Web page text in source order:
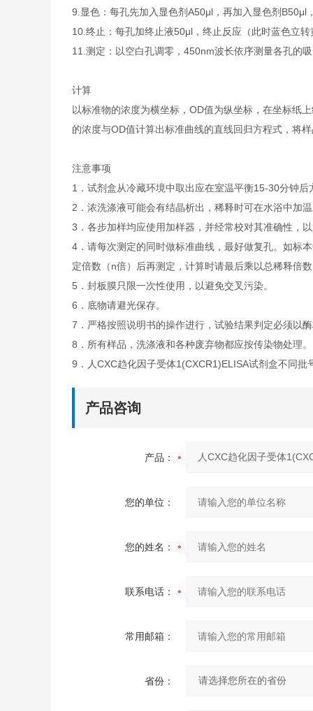
9.显色：每孔先加入显色剂A50μl，再加入显色剂
10.终止：每孔加终止液50μl，终止反应（此时蓝色立转
11.测定：以空白孔调零，450nm波长依序测量各孔的
计算
以标准物的浓度为横坐标，OD值为纵坐标，在坐标纸
的浓度与OD值计算出标准曲线的直线回归方程式，将
注意事项
1．试剂盒从冷藏环境中取出应在室温平衡15-30分钟
2．浓洗涤液可能会有结晶析出，稀释时可在水浴中加
3．各步加样均应使用加样器，并经常校对其准确性，
4．请每次测定的同时做标准曲线，最好做复孔。如标
定倍数（n倍）后再测定，计算时请最后乘以总稀释倍
5．封板膜只限一次性使用，以避免交叉污染。
6．底物请避光保存。
7．严格按照说明书的操作进行，试验结果判定必须以
8．所有样品，洗涤液和各种废弃物都应按传染物处理。
9．人CXC趋化因子受体1(CXCR1)ELISA试剂盒不同批
产品咨询
产品：
您的单位：
您的姓名：
联系电话：
常用邮箱：
省份：